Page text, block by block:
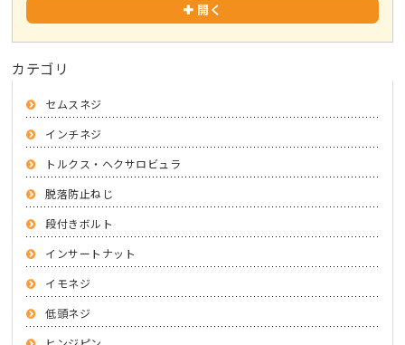
開く
カテゴリ
セムスネジ
インチネジ
トルクス・ヘクサロビュラ
脱落防止ねじ
段付きボルト
インサートナット
イモネジ
低頭ネジ